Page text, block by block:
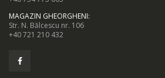
MAGAZIN GHEORGHENI:
Str. N. Bălcescu nr. 106
+40 721 210 432